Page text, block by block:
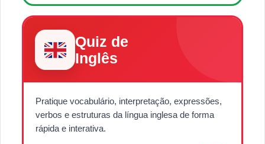
Quiz de
Inglês
Pratique vocabulário, interpretação, expressões,
verbos e estruturas da língua inglesa de forma
rápida e interativa.